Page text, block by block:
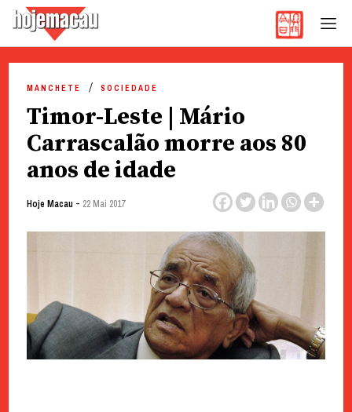
content
MANCHETE SOCIEDADE
Timor-Leste | Mário
Carrascalão morre aos 80
anos de idade
Hoje Macau - 22 Mai 2017